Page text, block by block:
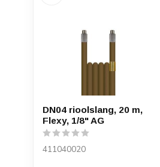
DN04 rioolslang, 20 m,
Flexy, 1/8" AG
411040020